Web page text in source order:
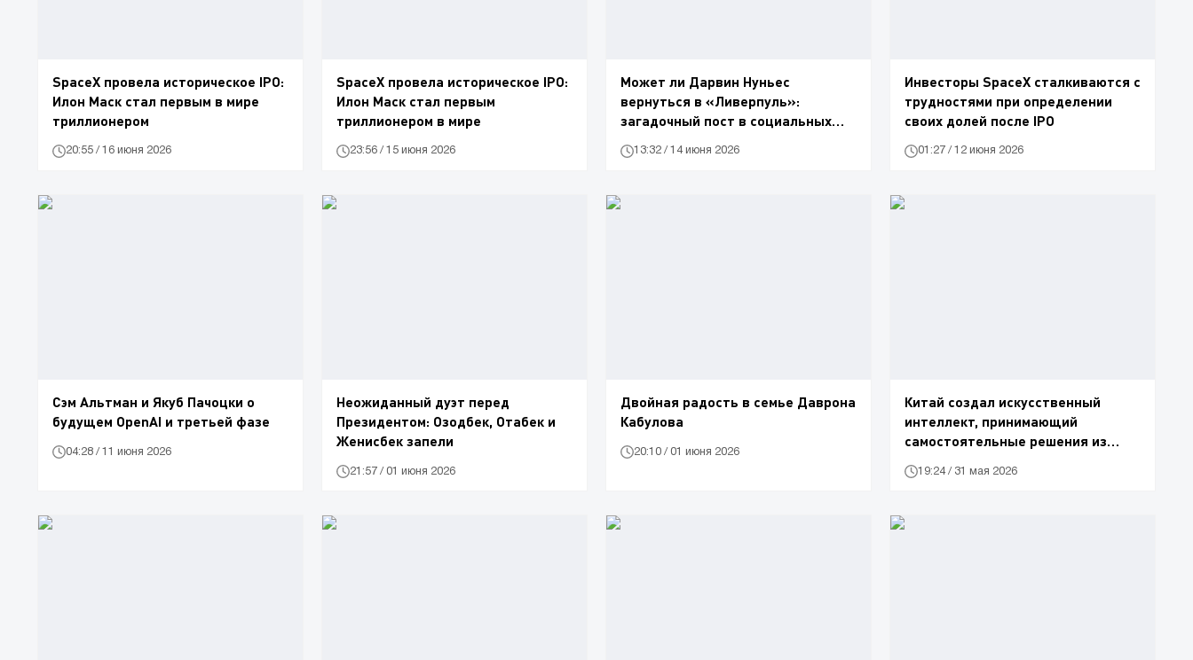
SpaceX провела историческое IPO:
Илон Маск стал первым в мире
триллионером
20:55 / 16 июня 2026
SpaceX провела историческое IPO:
Илон Маск стал первым
триллионером в мире
23:56 / 15 июня 2026
Может ли Дарвин Нуньес
вернуться в «Ливерпуль»:
загадочный пост в социальных
13:32 / 14 июня 2026
Инвесторы SpaceX сталкиваются с
трудностями при определении
своих долей после IPO
01:27 / 12 июня 2026
Сэм Альтман и Якуб Пачоцки о
будущем OpenAI и третьей фазе
04:28 / 11 июня 2026
Неожиданный дуэт перед
Президентом: Озодбек, Отабек и
Женисбек запели
21:57 / 01 июня 2026
Двойная радость в семье Даврона
Кабулова
20:10 / 01 июня 2026
Китай создал искусственный
интеллект, принимающий
самостоятельные решения из
19:24 / 31 мая 2026